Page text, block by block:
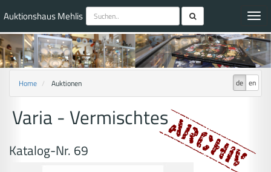
Auktionshaus Mehlis
de en
Home Auktionen
Varia - Vermischtes
Katalog-Nr. 69